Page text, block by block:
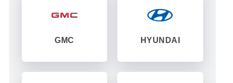
GMC HYUNDAI